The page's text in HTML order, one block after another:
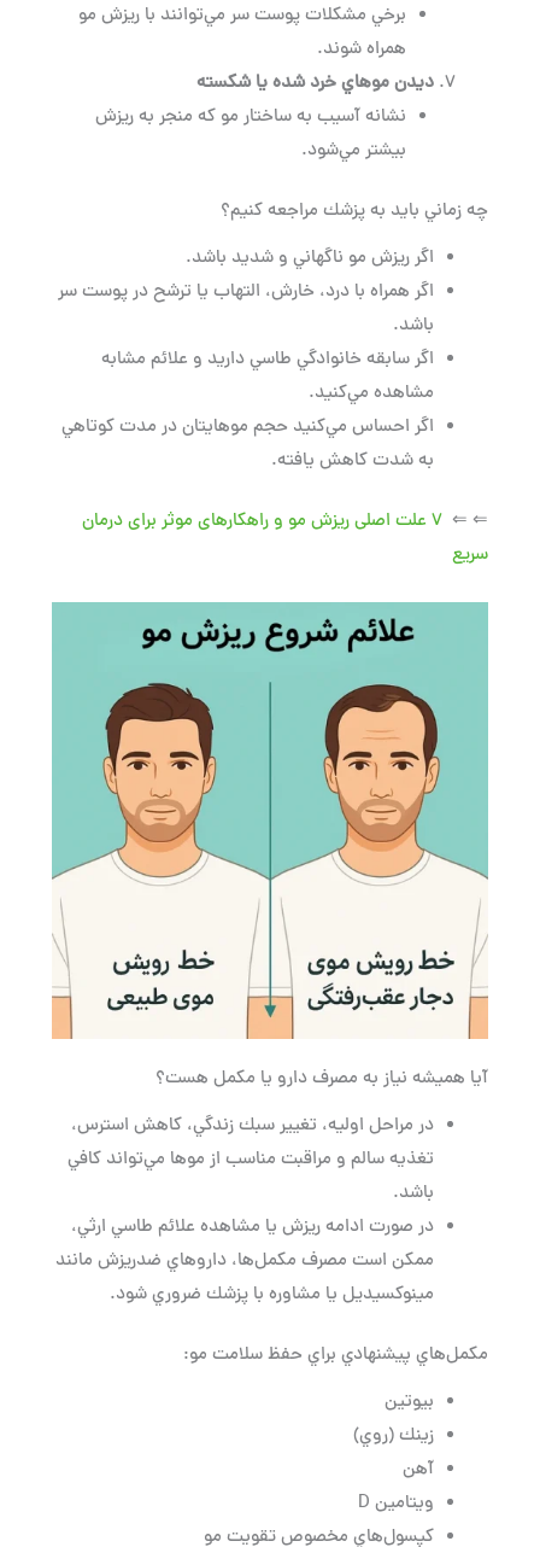
برخي مشكلات پوست سر مي‌توانند با ريزش مو
همراه شوند.
ديدن موهاي خرد شده يا شكسته
نشانه آسيب به ساختار مو كه منجر به ريزش
بيشتر مي‌شود.
چه زماني بايد به پزشك مراجعه كنيم؟
اگر ريزش مو ناگهاني و شديد باشد.
اگر همراه با درد، خارش، التهاب يا ترشح در پوست سر
باشد.
اگر سابقه خانوادگي طاسي داريد و علائم مشابه
مشاهده مي‌كنيد.
اگر احساس مي‌كنيد حجم موهايتان در مدت كوتاهي
به شدت كاهش يافته.
⇐ ⇐
7 علت اصلی ریزش مو و راهکارهای موثر برای درمان
سریع
آيا هميشه نياز به مصرف دارو يا مكمل هست؟
در مراحل اوليه، تغيير سبك زندگي، كاهش استرس،
تغذيه سالم و مراقبت مناسب از موها مي‌تواند كافي
باشد.
در صورت ادامه ريزش يا مشاهده علائم طاسي ارثي،
ممكن است مصرف مكمل‌ها، داروهاي ضدريزش مانند
مينوكسيديل يا مشاوره با پزشك ضروري شود.
مكمل‌هاي پيشنهادي براي حفظ سلامت مو:
بيوتين
زينك (روي)
آهن
ويتامين D
كپسول‌هاي مخصوص تقويت مو